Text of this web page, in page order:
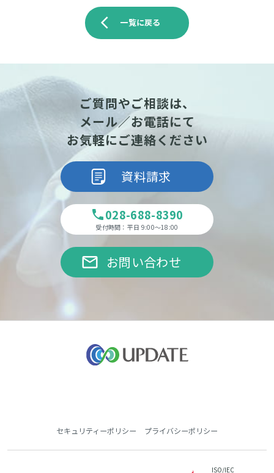
arrow_back_ios 一覧に戻る
ご質問やご相談は、
メール／お電話にて
お気軽にご連絡ください
資料請求
phone028-688-8390
受付時間：平日 9:00～18:00
email お問い合わせ
セキュリティーポリシー プライバシーポリシー
ISO/IEC